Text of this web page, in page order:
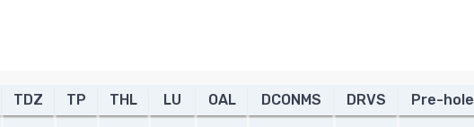
TDZ TP THL LU OAL DCONMS DRVS Pre-hole